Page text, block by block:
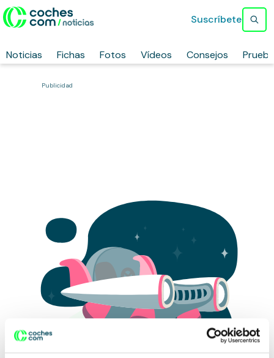
Noticias Fichas Fotos Vídeos Consejos
Suscríbete
Publicidad